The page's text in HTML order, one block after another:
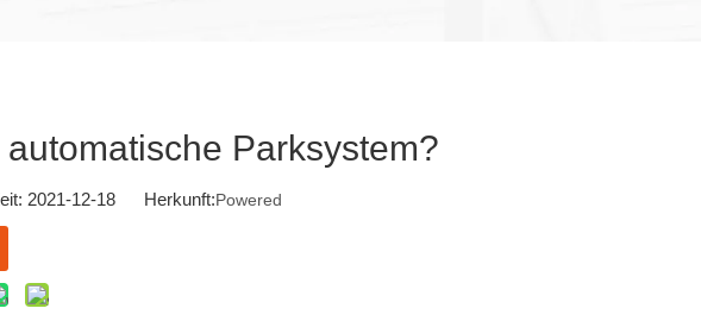
Parksystem?
2021-12-18 Herkunft:Powered